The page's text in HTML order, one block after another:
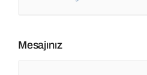
Mesajınız